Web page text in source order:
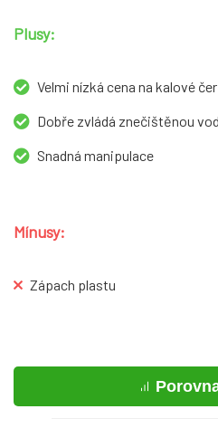
Plusy:
Velmi nízká cena na kalové
Dobře zvládá znečištěnou
Snadná manipulace
Mínusy:
Zápach plastu